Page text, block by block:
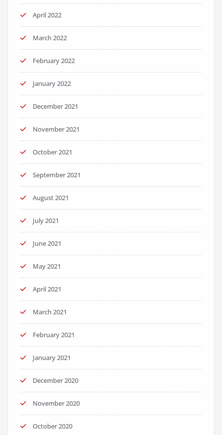
April 2022
March 2022
February 2022
January 2022
December 2021
November 2021
October 2021
September 2021
August 2021
July 2021
June 2021
May 2021
April 2021
March 2021
February 2021
January 2021
December 2020
November 2020
October 2020